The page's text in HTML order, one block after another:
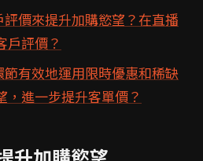
評價來提升加購慾望？在直播
戶評價？
節有效地運用限時優惠和稀缺
，進一步提升客單價？